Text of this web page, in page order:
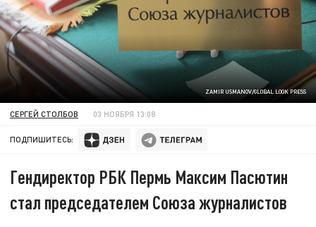
ZAMIR USMANOV/GLOBAL LOOK PRESS
СЕРГЕЙ СТОЛБОВ 03 НОЯБРЯ 13:08
ПОДПИШИТЕСЬ:
Гендиректор РБК Пермь Максим Пасютин
стал председателем Союза журналистов